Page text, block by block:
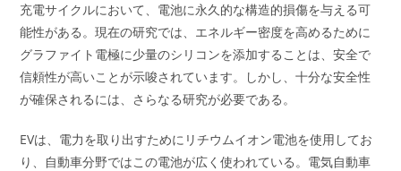
充電サイクルにおいて、電池に永久的な構造的損傷を与える可
能性がある。現在の研究では、エネルギー密度を高めるために
グラファイト電極に少量のシリコンを添加することは、安全で
信頼性が高いことが示唆されています。しかし、十分な安全性
が確保されるには、さらなる研究が必要である。
EVは、電力を取り出すためにリチウムイオン電池を使用してお
り、自動車分野ではこの電池が広く使われている。電気自動車